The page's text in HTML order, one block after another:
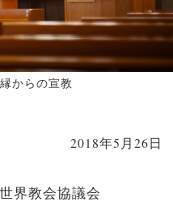
からの宣教
2018年5月26日
界教会協議会